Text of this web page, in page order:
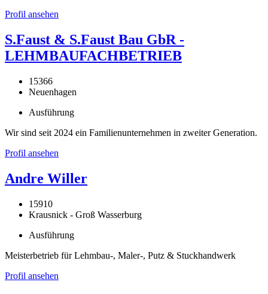
Profil ansehen
S.Faust & S.Faust Bau GbR -
LEHMBAUFACHBETRIEB
15366
Neuenhagen
Ausführung
Wir sind seit 2024 ein Familienunternehmen in zweiter Generation.
Profil ansehen
Andre Willer
15910
Krausnick - Groß Wasserburg
Ausführung
Meisterbetrieb für Lehmbau-, Maler-, Putz & Stuckhandwerk
Profil ansehen